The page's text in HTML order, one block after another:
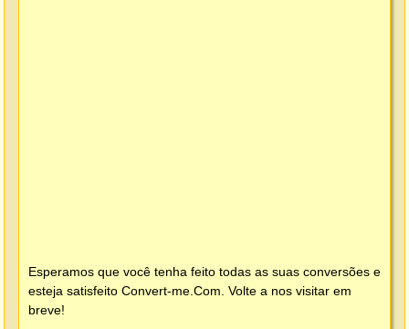
Esperamos que você tenha feito todas as suas conversões e
esteja satisfeito Convert-me.Com . Volte a nos visitar em
breve!